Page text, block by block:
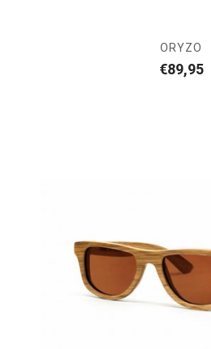
ORYZO
€89,95